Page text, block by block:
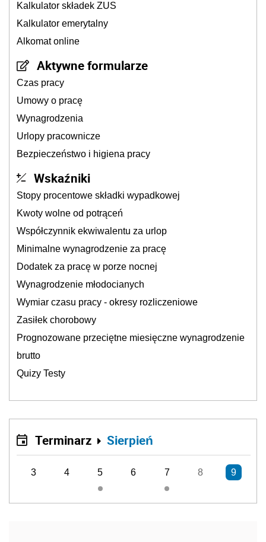
Kalkulator składek ZUS
Kalkulator emerytalny
Alkomat online
Aktywne formularze
Czas pracy
Umowy o pracę
Wynagrodzenia
Urlopy pracownicze
Bezpieczeństwo i higiena pracy
Wskaźniki
Stopy procentowe składki wypadkowej
Kwoty wolne od potrąceń
Współczynnik ekwiwalentu za urlop
Minimalne wynagrodzenie za pracę
Dodatek za pracę w porze nocnej
Wynagrodzenie młodocianych
Wymiar czasu pracy - okresy rozliczeniowe
Zasiłek chorobowy
Prognozowane przeciętne miesięczne wynagrodzenie
brutto
Quizy Testy
Terminarz Sierpień
3 4 5 6 7 8 9